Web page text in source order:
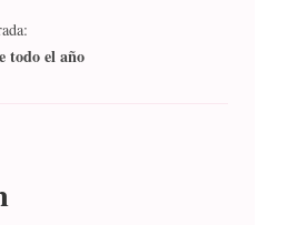
todo el año